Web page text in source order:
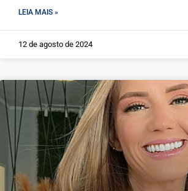
LEIA MAIS »
12 de agosto de 2024